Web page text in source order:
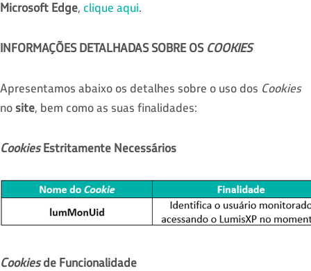
Microsoft Edge, clique aqui.
INFORMAÇÕES DETALHADAS SOBRE OS COOKIES
Apresentamos abaixo os detalhes sobre o uso dos Cookies
no site, bem como as suas finalidades:
CookiesEstritamente Necessários
Cookiesde Funcionalidade